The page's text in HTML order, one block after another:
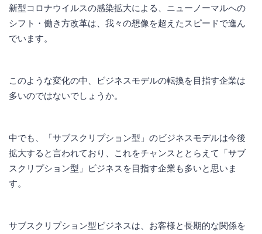
新型コロナウイルスの感染拡大による、ニューノーマルへの
シフト・働き方改革は、我々の想像を超えたスピードで進ん
でいます。
このような変化の中、ビジネスモデルの転換を目指す企業は
多いのではないでしょうか。
中でも、「サブスクリプション型」のビジネスモデルは今後
拡大すると言われており、これをチャンスととらえて「サブ
スクリプション型」ビジネスを目指す企業も多いと思いま
す。
サブスクリプション型ビジネスは、お客様と長期的な関係を